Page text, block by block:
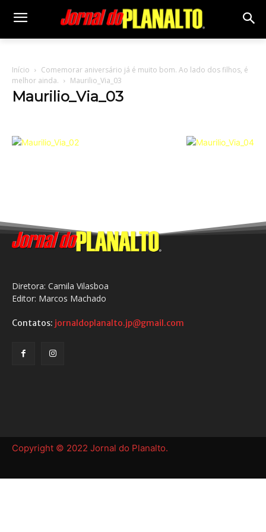
Início
Comemorar aniversário já é muito bom. Ao lado dos filhos, é
melhor ainda.
Maurilio_Via_03
Maurilio_Via_03
Diretora: Camila Vilasboa
Editor: Marcos Machado
Contatos: jornaldoplanalto.jp@gmail.com
Copyright © 2022 Jornal do Planalto.